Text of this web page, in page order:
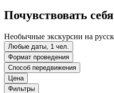
Почувствовать
Необычные экскурсии на
Любые даты, 1 чел.
Формат проведения
Способ передвижения
Цена
Фильтры